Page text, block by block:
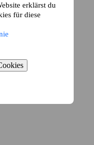
erklärst du
für diese